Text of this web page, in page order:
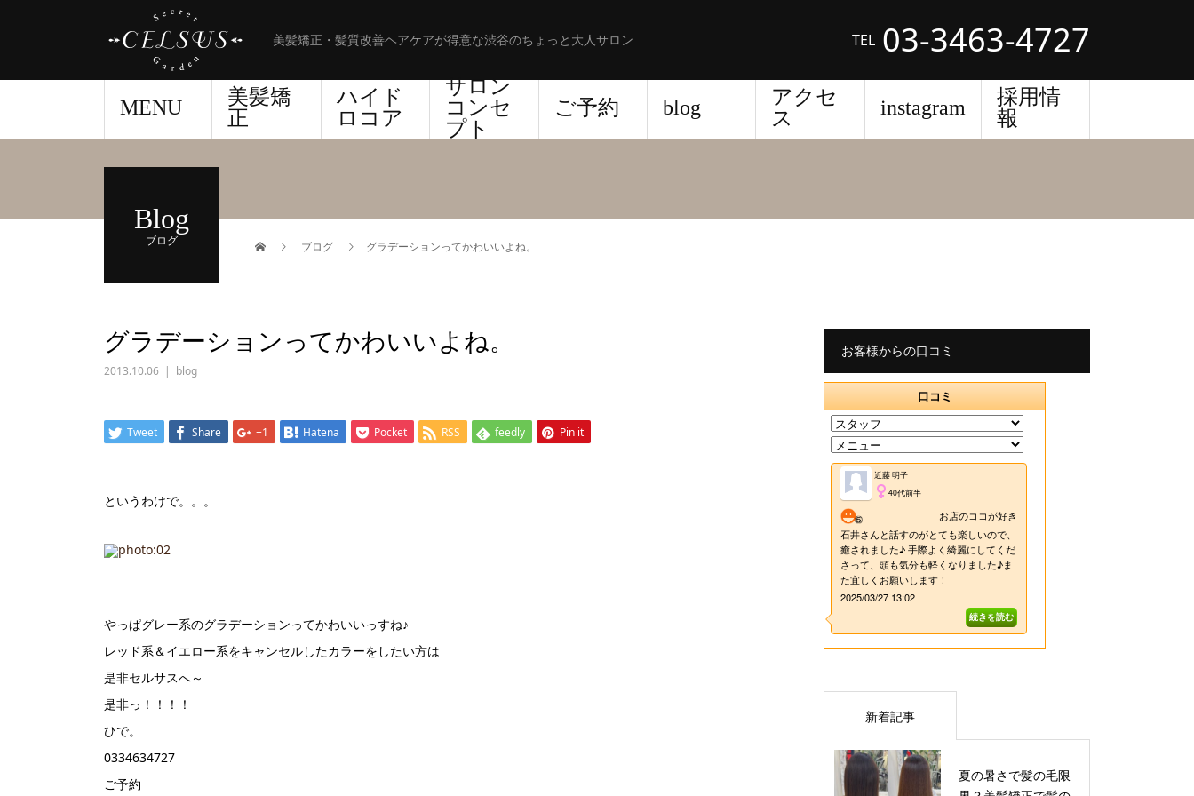
美髪矯正・髪質改善ヘアケアが得意な渋谷のちょっと大人サロン TEL 03-3463-4727
MENU
美髪矯
正
ハイド
ロコア
サロン
コンセ
プト
ご予約 blog
アクセ
ス
instagram
採用情
報
Blog
ブログ ブログ グラデーションってかわいいよね。
グラデーションってかわいいよね。
2013.10.06 blog
Tweet Share +1 Hatena Pocket RSS feedly Pin it
というわけで。。。
やっぱグレー系のグラデーションってかわいいっすね♪
レッド系＆イエロー系をキャンセルしたカラーをしたい方は
是非セルサスへ～
是非っ！！！！
ひで。
0334634727
ご予約
お客様からの口コミ
新着記事
夏の暑さで髪の毛限